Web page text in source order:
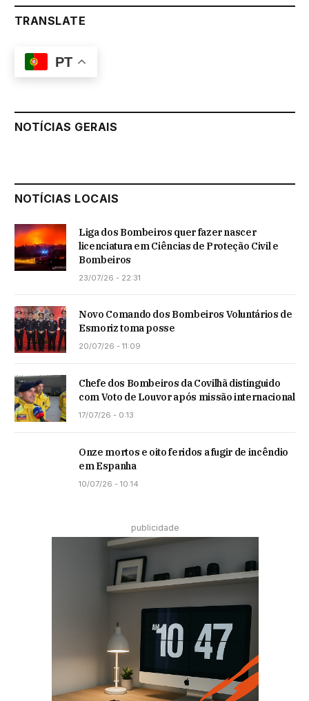
TRANSLATE
PT
NOTÍCIAS GERAIS
NOTÍCIAS LOCAIS
Liga dos Bombeiros quer fazer nascer
licenciatura em Ciências de Proteção Civil e
Bombeiros
23/07/26 - 22:31
Novo Comando dos Bombeiros Voluntários de
Esmoriz toma posse
20/07/26 - 11:09
Chefe dos Bombeiros da Covilhã distinguido
com Voto de Louvor após missão internacional
17/07/26 - 0:13
Onze mortos e oito feridos a fugir de incêndio
em Espanha
10/07/26 - 10:14
publicidade